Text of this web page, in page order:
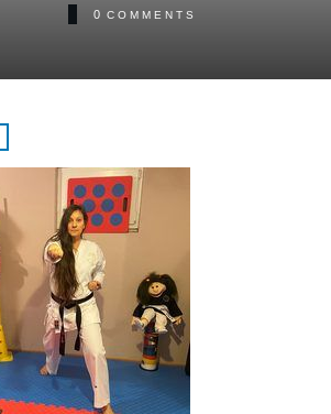
0 COMMENTS